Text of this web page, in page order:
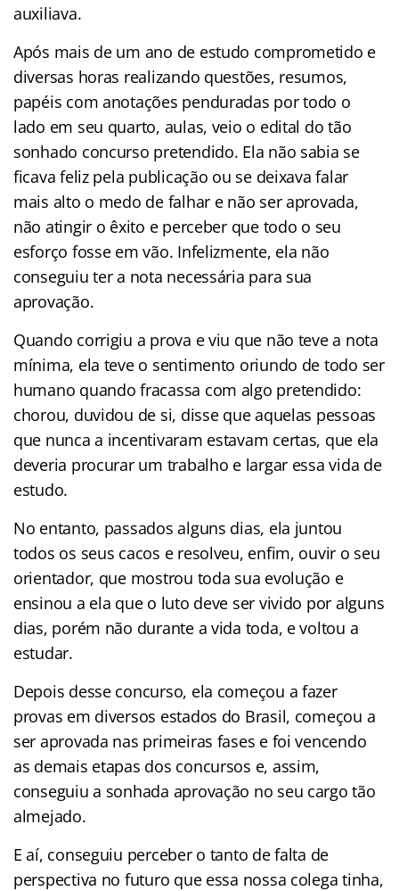
auxiliava.
Após mais de um ano de estudo comprometido e
diversas horas realizando questões, resumos,
papéis com anotações penduradas por todo o
lado em seu quarto, aulas, veio o edital do tão
sonhado concurso pretendido. Ela não sabia se
ficava feliz pela publicação ou se deixava falar
mais alto o medo de falhar e não ser aprovada,
não atingir o êxito e perceber que todo o seu
esforço fosse em vão. Infelizmente, ela não
conseguiu ter a nota necessária para sua
aprovação.
Quando corrigiu a prova e viu que não teve a nota
mínima, ela teve o sentimento oriundo de todo ser
humano quando fracassa com algo pretendido:
chorou, duvidou de si, disse que aquelas pessoas
que nunca a incentivaram estavam certas, que ela
deveria procurar um trabalho e largar essa vida de
estudo.
No entanto, passados alguns dias, ela juntou
todos os seus cacos e resolveu, enfim, ouvir o seu
orientador, que mostrou toda sua evolução e
ensinou a ela que o luto deve ser vivido por alguns
dias, porém não durante a vida toda, e voltou a
estudar.
Depois desse concurso, ela começou a fazer
provas em diversos estados do Brasil, começou a
ser aprovada nas primeiras fases e foi vencendo
as demais etapas dos concursos e, assim,
conseguiu a sonhada aprovação no seu cargo tão
almejado.
E aí, conseguiu perceber o tanto de falta de
perspectiva no futuro que essa nossa colega tinha,